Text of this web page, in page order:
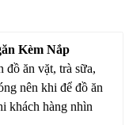
Kèm Nắp
đồ ăn vặt, trà sữa,
nên khi để đồ ăn
khách hàng nhìn